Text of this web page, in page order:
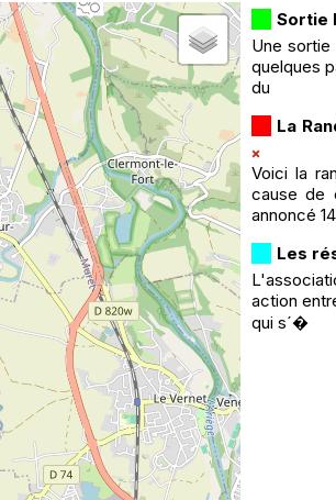
Sortie
Une
quelques
du
La
Voici la
cause de
annoncé
Les
action
qui s´�